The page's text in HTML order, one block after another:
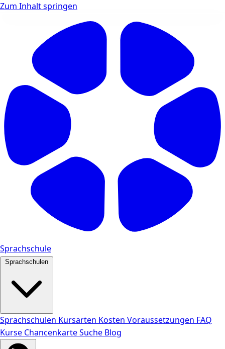
Zum Inhalt springen
Sprachschule
Sprachschulen
Sprachschulen Kursarten Kosten Voraussetzungen FAQ
Kurse ChancenkarteSuche Blog